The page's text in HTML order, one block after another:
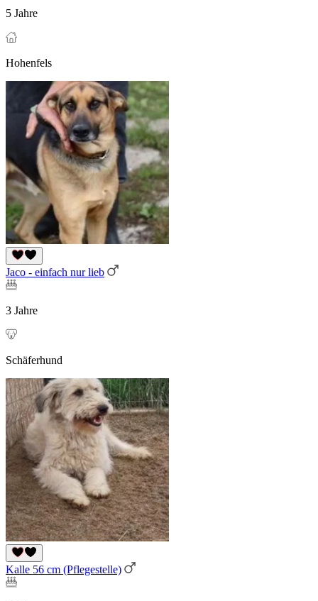
5 Jahre
Hohenfels
Jaco - einfach nur lieb
3 Jahre
Schäferhund
Kalle 56 cm (Pflegestelle)